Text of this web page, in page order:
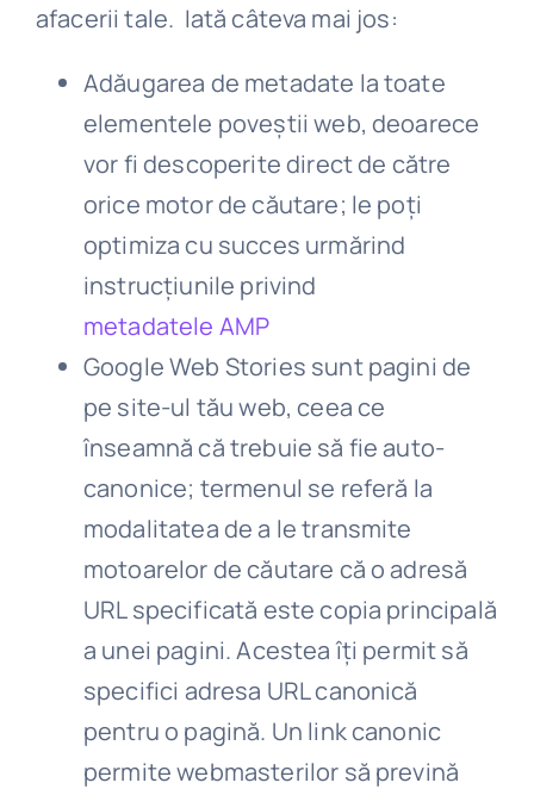
afacerii tale. Iată câteva mai jos:
Adăugarea de metadate la toate
elementele poveștii web, deoarece
vor fi descoperite direct de către
orice motor de căutare; le poți
optimiza cu succes urmărind
instrucțiunile privind
metadatele AMP
Google Web Stories sunt pagini de
pe site-ul tău web, ceea ce
înseamnă că trebuie să fie auto-
canonice; termenul se referă la
modalitatea de a le transmite
motoarelor de căutare că o adresă
URL specificată este copia principală
a unei pagini. Acestea îți permit să
specifici adresa URL canonică
pentru o pagină. Un link canonic
permite webmasterilor să prevină